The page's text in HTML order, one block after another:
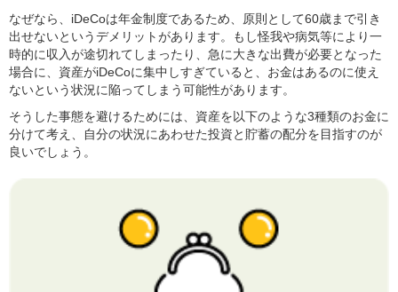
なぜなら、iDeCoは年金制度であるため、原則として60歳まで引き
出せないというデメリットがあります。もし怪我や病気等により一
時的に収入が途切れてしまったり、急に大きな出費が必要となった
場合に、資産がiDeCoに集中しすぎていると、お金はあるのに使え
ないという状況に陥ってしまう可能性があります。
そうした事態を避けるためには、資産を以下のような3種類のお金に
分けて考え、自分の状況にあわせた投資と貯蓄の配分を目指すのが
良いでしょう。